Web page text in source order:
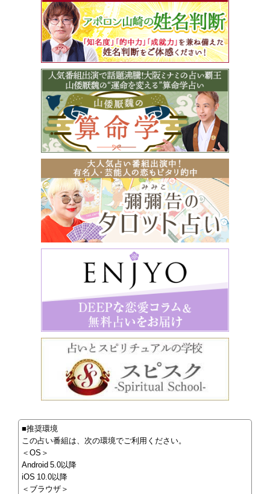
■推奨環境
この占い番組は、次の環境でご利用ください。
＜OS＞
Android 5.0以降
iOS 10.0以降
＜ブラウザ＞